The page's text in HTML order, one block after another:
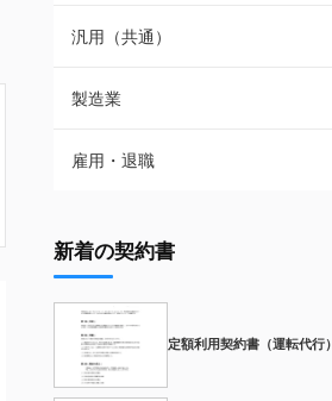
汎用（共通）
製造業
雇用・退職
新着の契約書
定額利用契約書（運転代行）